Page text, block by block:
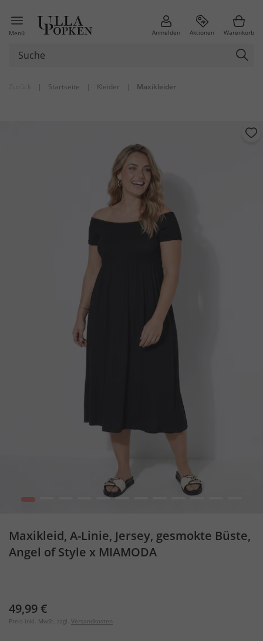
Menü Anmelden Aktionen Warenkorb
| Startseite | Kleider | Maxikleider
1
Maxikleid, A-Linie, Jersey, gesmokte Büste,
Angel of Style x MIAMODA
49,99 €
Preis inkl. MwSt. zzgl. Versandkosten